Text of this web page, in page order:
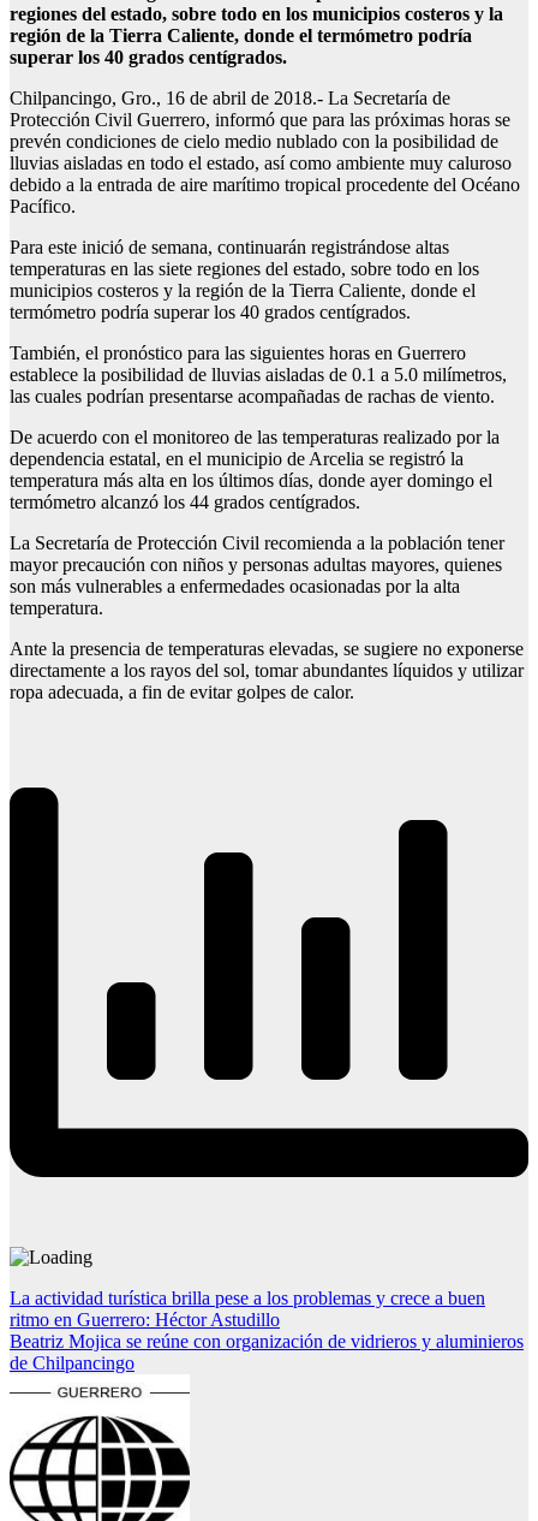
regiones del estado, sobre todo en los municipios costeros y la
región de la Tierra Caliente, donde el termómetro podría
superar los 40 grados centígrados.
Chilpancingo, Gro., 16 de abril de 2018.- La Secretaría de
Protección Civil Guerrero, informó que para las próximas horas se
prevén condiciones de cielo medio nublado con la posibilidad de
lluvias aisladas en todo el estado, así como ambiente muy caluroso
debido a la entrada de aire marítimo tropical procedente del Océano
Pacífico.
Para este inició de semana, continuarán registrándose altas
temperaturas en las siete regiones del estado, sobre todo en los
municipios costeros y la región de la Tierra Caliente, donde el
termómetro podría superar los 40 grados centígrados.
También, el pronóstico para las siguientes horas en Guerrero
establece la posibilidad de lluvias aisladas de 0.1 a 5.0 milímetros,
las cuales podrían presentarse acompañadas de rachas de viento.
De acuerdo con el monitoreo de las temperaturas realizado por la
dependencia estatal, en el municipio de Arcelia se registró la
temperatura más alta en los últimos días, donde ayer domingo el
termómetro alcanzó los 44 grados centígrados.
La Secretaría de Protección Civil recomienda a la población tener
mayor precaución con niños y personas adultas mayores, quienes
son más vulnerables a enfermedades ocasionadas por la alta
temperatura.
Ante la presencia de temperaturas elevadas, se sugiere no exponerse
directamente a los rayos del sol, tomar abundantes líquidos y utilizar
ropa adecuada, a fin de evitar golpes de calor.
Navegación
de
entradas
La actividad turística brilla pese a los problemas y crece a buen
ritmo en Guerrero: Héctor Astudillo
Beatriz Mojica se reúne con organización de vidrieros y aluminieros
de Chilpancingo